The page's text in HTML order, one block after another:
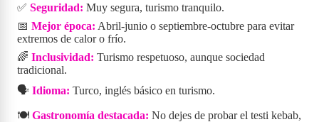
✅ Seguridad: Muy segura, turismo tranquilo.
📅 Mejor época: Abril-junio o septiembre-octubre para evitar
extremos de calor o frío.
🌈 Inclusividad: Turismo respetuoso, aunque sociedad
tradicional.
🗣️ Idioma: Turco, inglés básico en turismo.
🍽️ Gastronomía destacada: No dejes de probar el testi kebab,